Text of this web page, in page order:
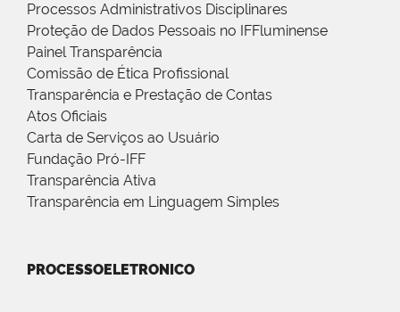
Processos Administrativos Disciplinares
Proteção de Dados Pessoais no IFFluminense
Painel Transparência
Comissão de Ética Profissional
Transparência e Prestação de Contas
Atos Oficiais
Carta de Serviços ao Usuário
Fundação Pró-IFF
Transparência Ativa
Transparência em Linguagem Simples
PROCESSOELETRONICO